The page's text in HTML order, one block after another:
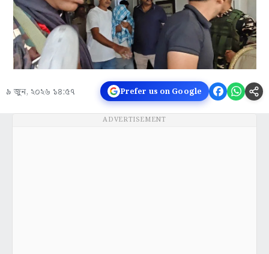
৯ জুন, ২০২৬ ১৪:৫৭ Prefer us on Google
ADVERTISEMENT